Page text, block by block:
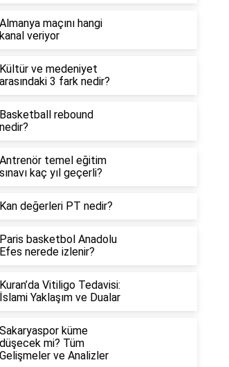
Almanya maçını hangi
kanal veriyor
Kültür ve medeniyet
arasındaki 3 fark nedir?
Basketball rebound
nedir?
Antrenör temel eğitim
sınavı kaç yıl geçerli?
Kan değerleri PT nedir?
Paris basketbol Anadolu
Efes nerede izlenir?
Kuran’da Vitiligo Tedavisi:
İslami Yaklaşım ve Dualar
Sakaryaspor küme
düşecek mi? Tüm
Gelişmeler ve Analizler